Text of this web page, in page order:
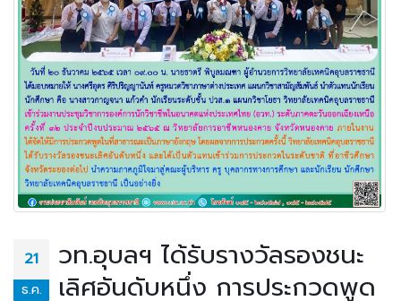
21
ธ.ค.
วท.อุบลฯ ได้รับรางวัลรองชนะ
เลิศอันดับหนึ่ง การประกวดพูด